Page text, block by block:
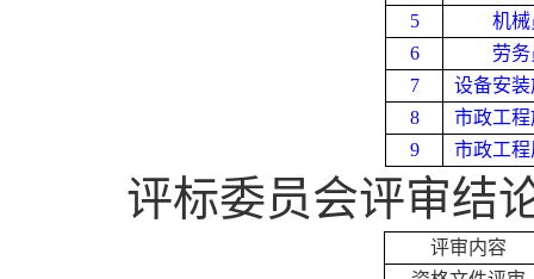
5
机械
6
劳务
7
设备安
8
市政工
9
市政工
评标委员会评审结
评审内容